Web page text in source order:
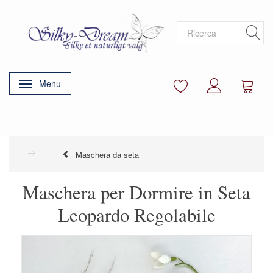
Attiva/disattiva navigazione
Menu
Maschera da seta
Maschera per Dormire in Seta
Leopardo Regolabile